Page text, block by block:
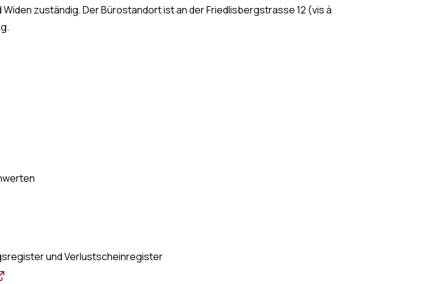
zuständig. Der Bürostandort ist an der Friedlisbergstrasse 12 (vis à
und Verlustscheinregister